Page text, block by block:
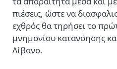
πιέσεις, ώστε να
εχθρός θα τηρήσει το
μνημονίου κατανόησης
Λίβανο.